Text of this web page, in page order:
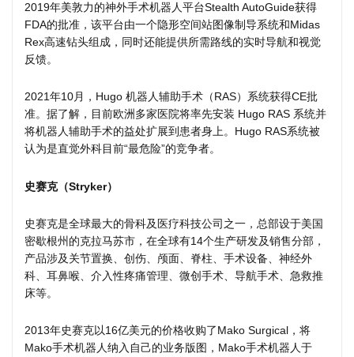
2019年美敦力的神外手术机器人平台Stealth AutoGuide获得
FDA的批准，该平台由一个隐形空间站图像制导系统和Midas
Rex高速钻头组成，同时还能提供所需路线的实时导航和视觉
反馈。
2021年10月，Hugo 机器人辅助手术（RAS）系统获得CE批
准。据了解，目前欧洲多家医院将率先安装 Hugo RAS 系统并
将机器人辅助手术的益处扩展到患者身上。Hugo RAS系统被
认为是直觉外科目前“最危险”的竞争者。
史赛克（Stryker）
史赛克是全球最大的骨科及医疗科技公司之一，总部设于美国
密歇根州的克拉马苏市，在全球有14个生产研发及销售分部，
产品涉及关节置换、创伤、颅面、脊柱、手术设备、神经外
科、耳鼻喉、介入性疼痛管理、微创手术、导航手术、急救推
床等。
2013年史赛克以16亿美元的价格收购了Mako Surgical，将
Mako手术机器人纳入自己的业务版图，Mako手术机器人于